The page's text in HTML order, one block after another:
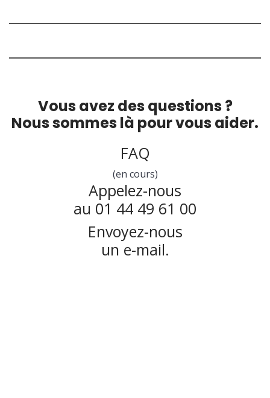
Vous avez des questions ?
Nous sommes là pour vous aider.
FAQ
(en cours)
Appelez-nous
au 01 44 49 61 00
Envoyez-nous
un e-mail.